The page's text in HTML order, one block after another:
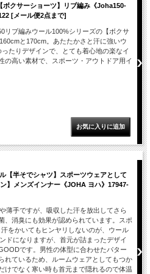
ボクサーショーツ】リブ編み《Joha150-
[メール便2点まで]
リブ編みウール100%シリーズの【ボクサ
と170cm。あたたかさと汗に強いウ
たりデザインで、とても着心地の楽なイ
の高い素材で、スポーツ・アウトドア用イ
【半そでシャツ】スポーツウェアとして
】メンズインナー《JOHA ヨハ》17947-
薄手ですが、吸収した汗を放出してさら
、消臭にも効果が認められています。スポ
をかいてもヒンヤリしないのが、ウール
になりますが、首元が詰まったデザイ
です。男性の体型に合わせたパター
れているため、ルームウェアとしてもつか
けでなく寒い時も首元まで隠れるので体温